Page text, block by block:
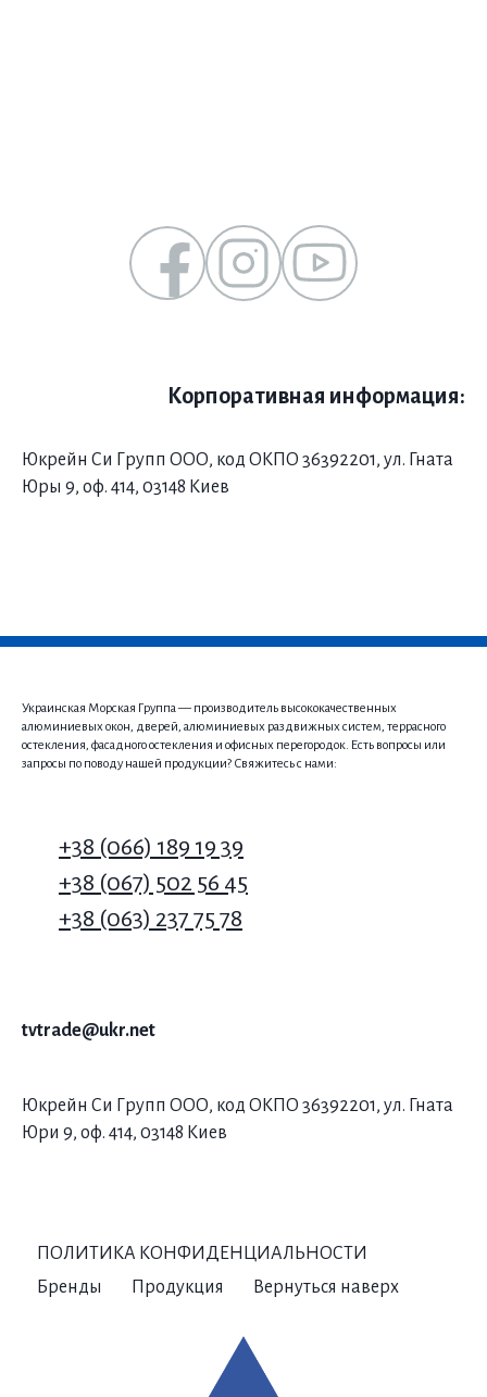
Корпоративная информация:
Юкрейн Си Групп ООО, код ОКПО 36392201, ул. Гната
Юры 9, оф. 414, 03148 Киев
Украинская Морская Группа — производитель высококачественных
алюминиевых окон, дверей, алюминиевых раздвижных систем, террасного
остекления, фасадного остекления и офисных перегородок. Есть вопросы или
запросы по поводу нашей продукции? Свяжитесь с нами:
+38 (066) 189 19 39
+38 (067) 502 56 45
+38 (063) 237 75 78
tvtrade@ukr.net
Юкрейн Си Групп ООО, код ОКПО 36392201, ул. Гната
Юри 9, оф. 414, 03148 Киев
ПОЛИТИКА КОНФИДЕНЦИАЛЬНОСТИ
Бренды
Продукция Вернуться наверх